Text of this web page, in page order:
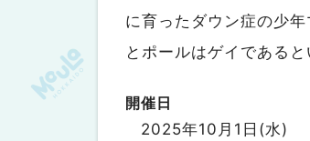
に育ったダウン症の少
とポールはゲイである
開催日
2025年10月1日(水)